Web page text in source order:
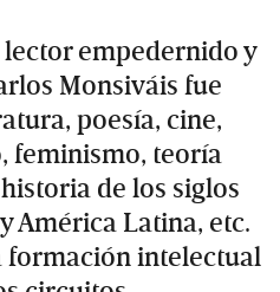
empedernido y
Monsiváis fue
poesía, cine,
feminismo, teoría
de los siglos
América Latina, etc.
formación intelectual